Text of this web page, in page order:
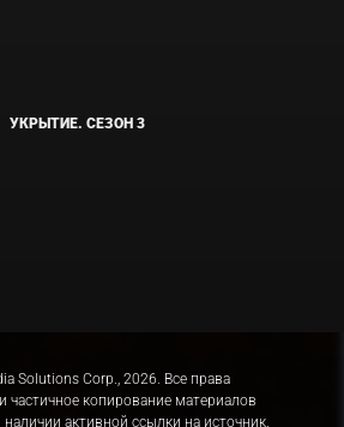
УКРЫТИЕ. СЕЗОН 3
Solutions Corp., 2026. Все права
копирование материалов
активной ссылки на источник.